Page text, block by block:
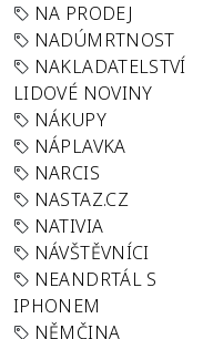
NA PRODEJ
NADÚMRTNOST
NAKLADATELSTVÍ
LIDOVÉ NOVINY
NÁKUPY
NÁPLAVKA
NARCIS
NASTAZ.CZ
NATIVIA
NÁVŠTĚVNÍCI
NEANDRTÁL S
IPHONEM
NĚMČINA